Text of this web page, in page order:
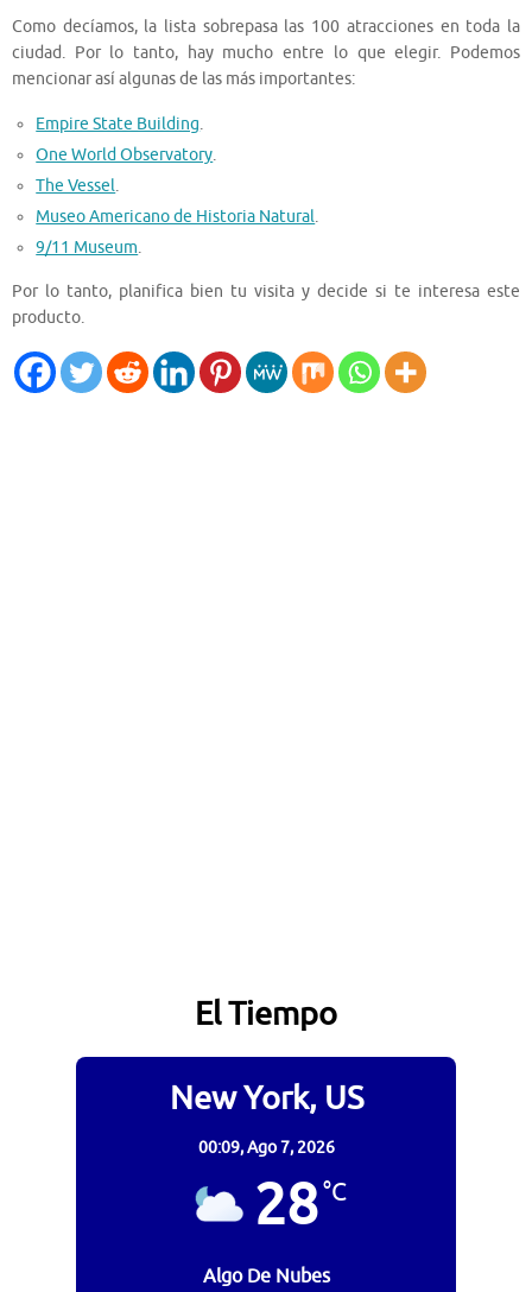
Como decíamos, la lista sobrepasa las 100 atracciones en toda la
ciudad. Por lo tanto, hay mucho entre lo que elegir. Podemos
mencionar así algunas de las más importantes:
Empire State Building.
One World Observatory.
The Vessel.
Museo Americano de Historia Natural.
9/11 Museum.
Por lo tanto, planifica bien tu visita y decide si te interesa este
producto.
El Tiempo
New York, US
00:09,Ago 7, 2026
28°C
Algo De Nubes